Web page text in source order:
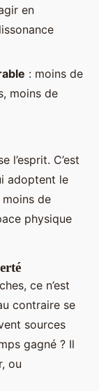
en
: moins de
moins de
l’esprit. C’est
adoptent le
moins de
physique
ce n’est
contraire se
sources
gagné ? Il
ou